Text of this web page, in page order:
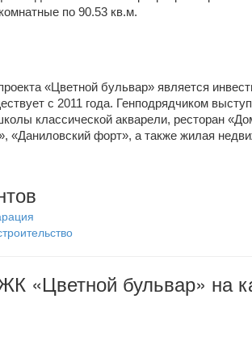
по 90.53 кв.м.
«Цветной бульвар» является
с 2011 года. Генподрядчиком
классической акварели, ресторан
«Даниловский форт», а также жилая
«Цветной бульвар» на